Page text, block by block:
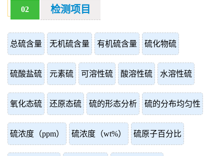
02 检测项目
总硫含量 无机硫含量 有机硫含量 硫化物硫
硫酸盐硫 元素硫 可溶性硫 酸溶性硫 水溶性硫
氧化态硫 还原态硫 硫的形态分析 硫的分布均匀性
硫浓度（ppm） 硫浓度（wt%） 硫原子百分比